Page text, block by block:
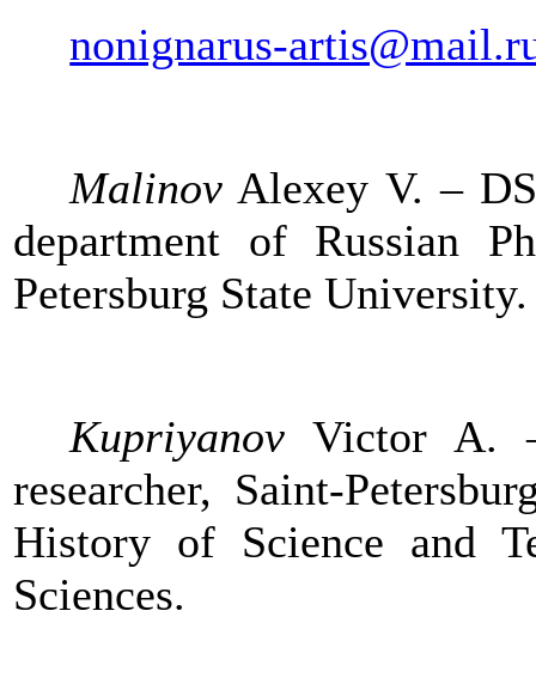
nonignarus-
Malinov Alexey V. –
department of Russian
Petersburg State University.
Kupriyanov Victor A.
researcher, Saint-
History of Science and
Sciences.